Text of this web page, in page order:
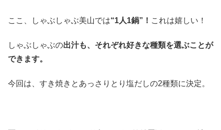
ここ、しゃぶしゃぶ美山では“1人1鍋”！ これは嬉しい！
しゃぶしゃぶの出汁も、それぞれ好きな種類を選ぶことが
できます。
今回は、すき焼きとあっさりとり塩だしの2種類に決定。